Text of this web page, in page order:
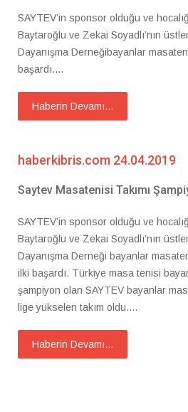
SAYTEV’in sponsor olduğu ve
Baytaroğlu ve Zekai Soyadlı’nın
Dayanışma Derneğibayanlar
başardı....
Haberin Devamı...
haberkibris.com 24.04.2019
Saytev Masatenisi Takımı
SAYTEV’in sponsor olduğu ve
Baytaroğlu ve Zekai Soyadlı’nın
Dayanışma Derneği bayanlar
ilki başardı. Türkiye masa tenisi
şampiyon olan SAYTEV bayanlar
lige yükselen takım oldu....
Haberin Devamı...